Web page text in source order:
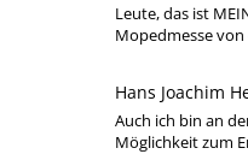
Leute, das ist
Mopedmesse
Hans Joachim
Auch ich bin an
Möglichkeit zum